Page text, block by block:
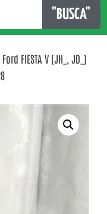
"BUSCA"
FIESTA V (JH_, JD_)